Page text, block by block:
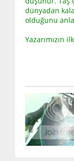
dünyadan
olduğunu
Yazarımızın